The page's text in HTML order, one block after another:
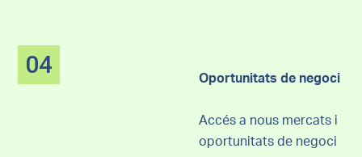
04 Oportunitats de negoci
Accés a nous mercats i
oportunitats de negoci